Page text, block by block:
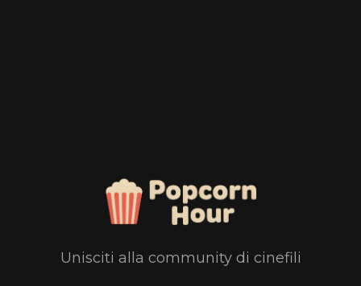
Unisciti alla community di cinefili